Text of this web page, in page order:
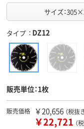
サイズ：
タイプ DZ12
販売単位：1枚
販売価格 ￥20,656 （税抜
￥22,721 （